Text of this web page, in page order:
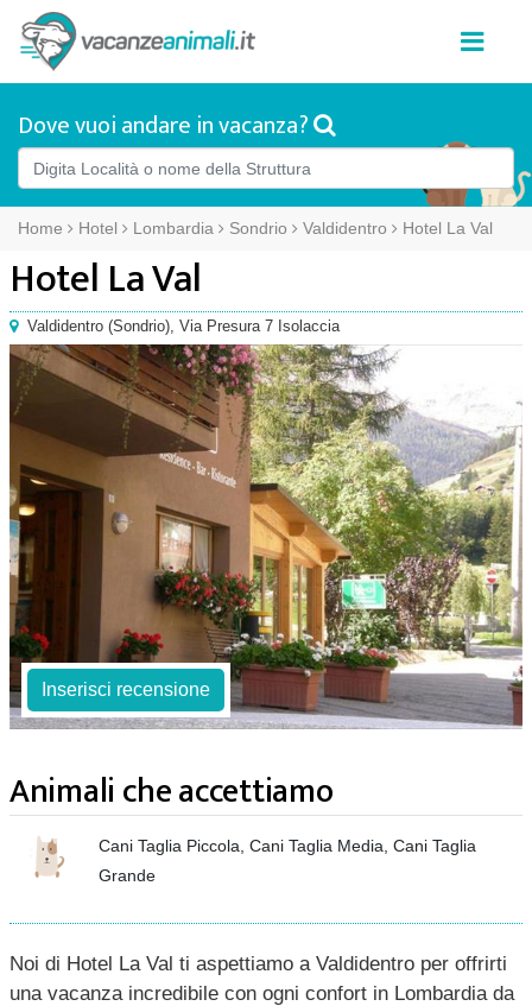
Dove vuoi andare in vacanza?
Home Hotel Lombardia Sondrio Valdidentro Hotel La Val
Hotel La Val
Valdidentro (Sondrio), Via Presura 7 Isolaccia
Inserisci recensione
Animali che accettiamo
Cani Taglia Piccola, Cani Taglia Media, Cani Taglia
Grande
Noi di Hotel La Val ti aspettiamo a Valdidentro per offrirti
una vacanza incredibile con ogni confort in Lombardia da